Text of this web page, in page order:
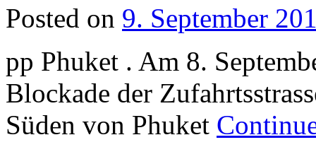
Posted on 9. September
pp Phuket . Am 8.
Blockade der
Süden von Phuket